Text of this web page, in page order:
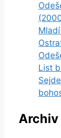
List